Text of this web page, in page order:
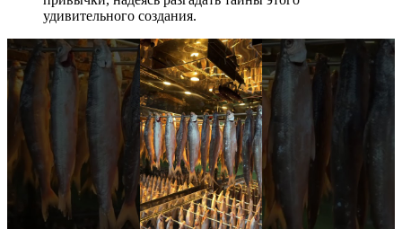
удивительного создания.